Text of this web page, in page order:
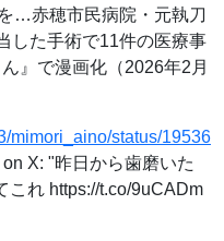
…赤穂市民病院・元執刀
た手術で11件の医療事
』で漫画化（2026年2月
mimori_aino/status/19536
X: "昨日から歯磨いた
これ https://t.co/9uCADm